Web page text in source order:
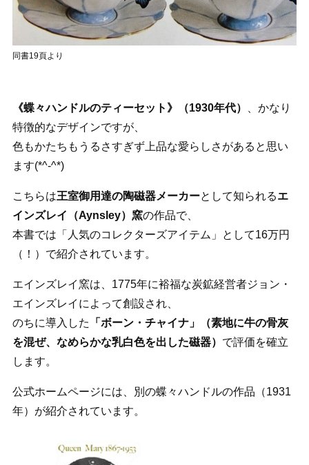
同書19頁より
《蝶々ハンドルのティーセット》（1930年代）
、かなり
特徴的なデザインですが、
色もかたちもうるさすぎず上品な愛らしさがあると思い
ます(*^-^*)
こちらは王室御用達の陶磁器メーカーとして知られるエ
インズレイ（Aynsley）窯の作品で、
本書では「人気のコレクターズアイテム」として16万円
（！）で紹介されています。
エインズレイ窯は、1775年に裕福な炭鉱経営者ジョン・
エインズレイによって創設され、
のちに導入した
「ボーン・チャイナ」（素地に牛の骨灰
を混ぜ、なめらかな乳白色を出した磁器） で評価を確立
します。
公式ホームページには、別の蝶々ハンドルの作品（1931
年）が紹介されています。